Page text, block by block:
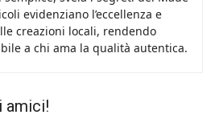
evidenziano l’eccellenza e
creazioni locali, rendendo
a chi ama la qualità autentica.
amici!